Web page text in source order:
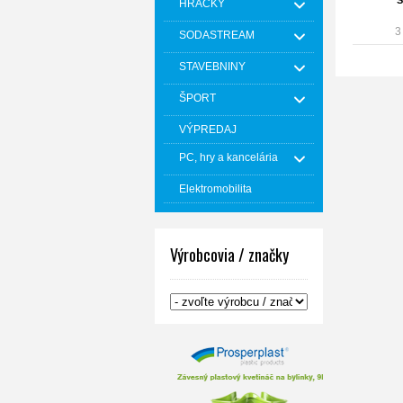
HRAČKY
SODASTREAM
STAVEBNINY
ŠPORT
VÝPREDAJ
PC, hry a kancelária
Elektromobilita
Výrobcovia / značky
3